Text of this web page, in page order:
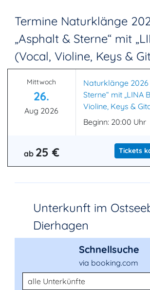
Termine Naturklänge
„Asphalt & Sterne“ mit
(Vocal, Violine, Keys &
Mittwoch
26.
Aug 2026
Naturklänge 2026
Sterne“ mit „LINA
Violine, Keys &
Beginn: 20:00 Uhr
ab 25 € Tickets
Unterkunft im
Dierhagen
Schnellsuche
via booking.com
Unterkunftsart